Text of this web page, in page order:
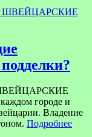
городе и
Владение
Подробнее